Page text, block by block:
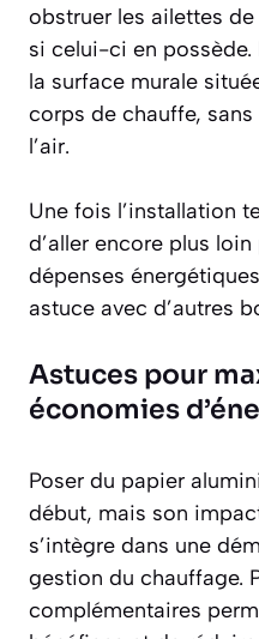
obstruer les ailettes
si celui-ci en
la surface murale
corps de chauffe,
l’air.
Une fois l’installation
d’aller encore plus
dépenses
astuce avec d’autres
Astuces pour
économies
Poser du papier
début, mais son
s’intègre dans une
gestion du chauffage.
complémentaires